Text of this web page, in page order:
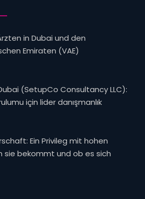
in Dubai und den
Emiraten (VAE)
(SetupCo Consultancy LLC):
için lider danışmanlık
Ein Privileg mit hohen
sie bekommt und ob es sich